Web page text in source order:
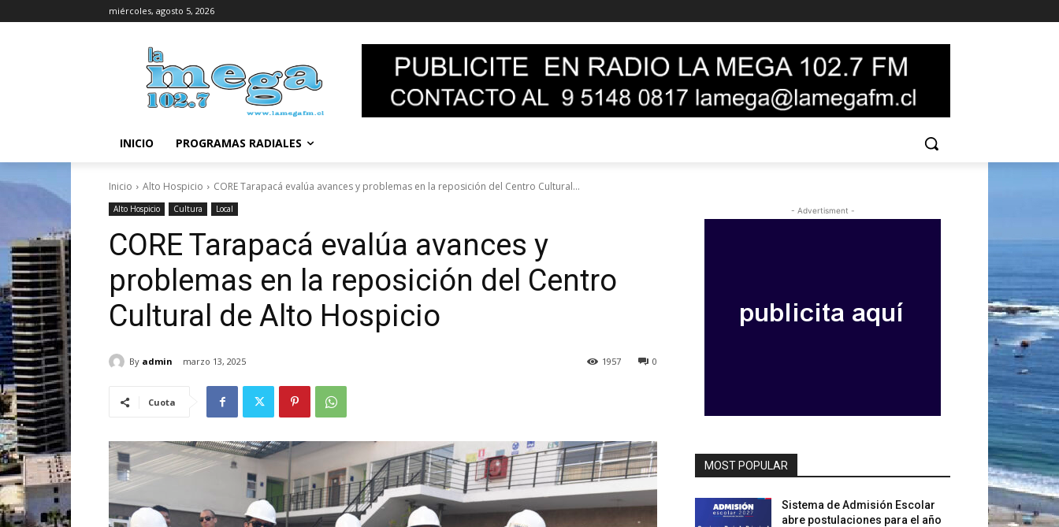
miércoles, agosto 5, 2026
INICIO PROGRAMAS RADIALES
Inicio Alto Hospicio CORE Tarapacá evalúa avances y problemas en la reposición del Centro Cultural...
Alto Hospicio Cultura Local
CORE Tarapacá evalúa avances y
problemas en la reposición del Centro
Cultural de Alto Hospicio
By admin marzo 13, 2025 0
1957
Cuota
- Advertisment -
MOST POPULAR
Sistema de Admisión Escolar
abre postulaciones para el año